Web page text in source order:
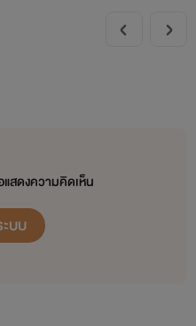
สดงความคิดเห็น
ะบบ